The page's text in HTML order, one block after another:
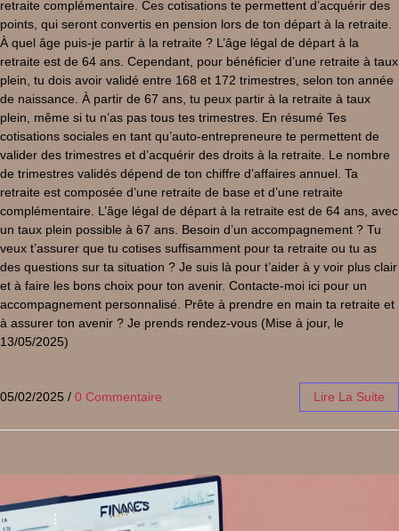
retraite complémentaire. Ces cotisations te permettent d’acquérir des
points, qui seront convertis en pension lors de ton départ à la retraite.
À quel âge puis-je partir à la retraite ? L’âge légal de départ à la
retraite est de 64 ans. Cependant, pour bénéficier d’une retraite à taux
plein, tu dois avoir validé entre 168 et 172 trimestres, selon ton année
de naissance. À partir de 67 ans, tu peux partir à la retraite à taux
plein, même si tu n’as pas tous tes trimestres. En résumé Tes
cotisations sociales en tant qu’auto-entrepreneure te permettent de
valider des trimestres et d’acquérir des droits à la retraite. Le nombre
de trimestres validés dépend de ton chiffre d’affaires annuel. Ta
retraite est composée d’une retraite de base et d’une retraite
complémentaire. L’âge légal de départ à la retraite est de 64 ans, avec
un taux plein possible à 67 ans. Besoin d’un accompagnement ? Tu
veux t’assurer que tu cotises suffisamment pour ta retraite ou tu as
des questions sur ta situation ? Je suis là pour t’aider à y voir plus clair
et à faire les bons choix pour ton avenir. Contacte-moi ici pour un
accompagnement personnalisé. Prête à prendre en main ta retraite et
à assurer ton avenir ? Je prends rendez-vous (Mise à jour, le
13/05/2025)
05/02/2025 / 0 Commentaire Lire La Suite